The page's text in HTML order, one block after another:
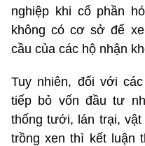
nghiệp khi cổ phần
không có cơ sở để
cầu của các hộ nhận
Tuy nhiên, đối với
tiếp bỏ vốn đầu tư
thống tưới, lán trại,
trồng xen thì kết luận